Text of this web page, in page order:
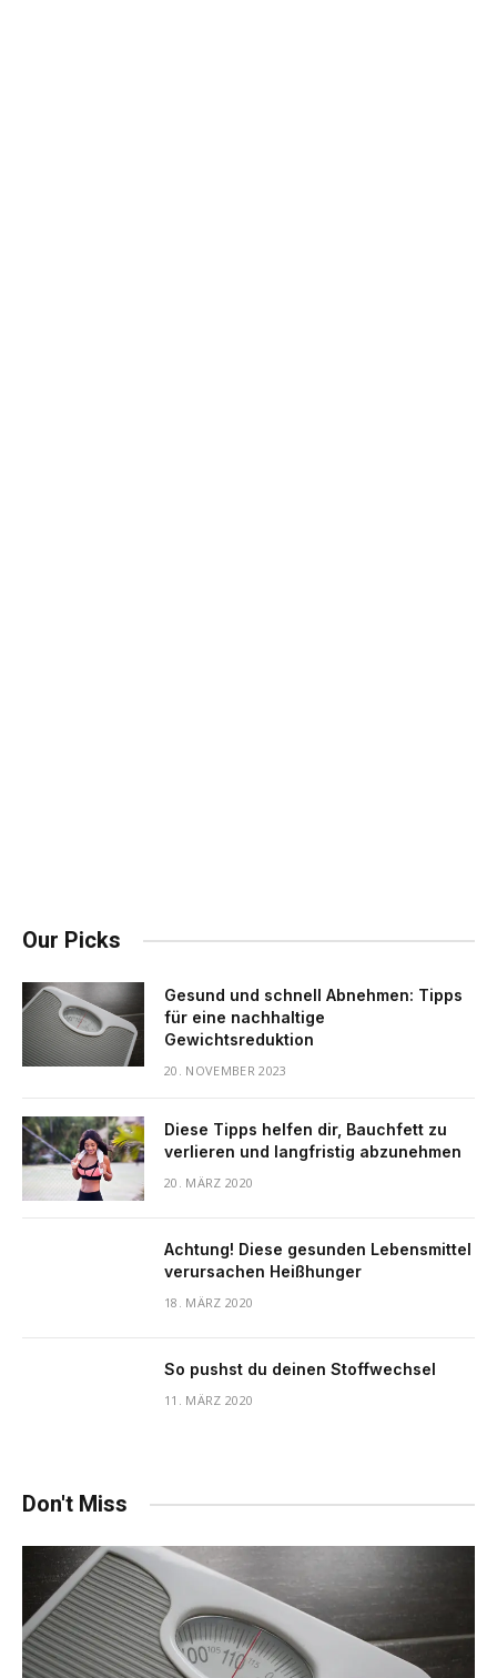
Our Picks
Gesund und schnell Abnehmen: Tipps
für eine nachhaltige
Gewichtsreduktion
20. NOVEMBER 2023
Diese Tipps helfen dir, Bauchfett zu
verlieren und langfristig abzunehmen
20. MÄRZ 2020
Achtung! Diese gesunden Lebensmittel
verursachen Heißhunger
18. MÄRZ 2020
So pushst du deinen Stoffwechsel
11. MÄRZ 2020
Don't Miss